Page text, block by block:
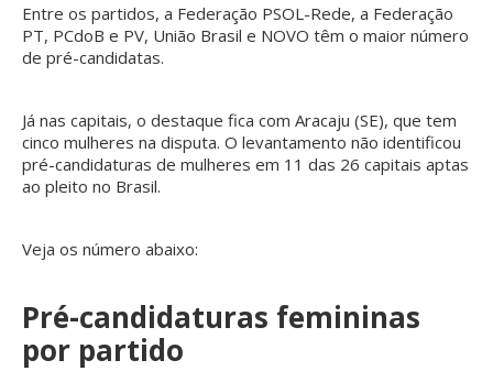
Entre os partidos, a Federação PSOL-Rede, a Federação
PT, PCdoB e PV, União Brasil e NOVO têm o maior número
de pré-candidatas.
Já nas capitais, o destaque fica com Aracaju (SE), que tem
cinco mulheres na disputa. O levantamento não identificou
pré-candidaturas de mulheres em 11 das 26 capitais aptas
ao pleito no Brasil.
Veja os número abaixo:
Pré-candidaturas femininas
por partido